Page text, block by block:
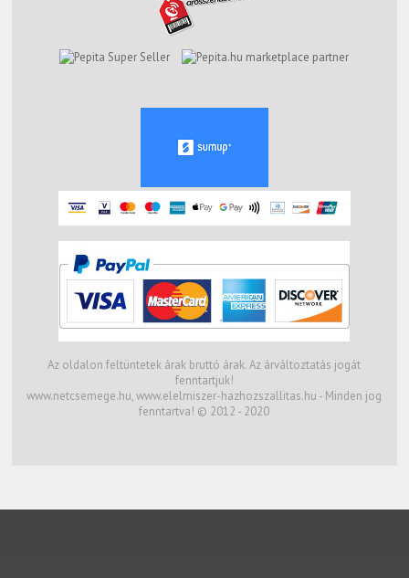
marketplace partner
Az oldalon feltüntetek árak bruttó árak. Az árváltoztatás jogát
fenntartjuk!
www.netcsemege.hu, www.elelmiszer-hazhozszallitas.hu - Minden jog
fenntartva! © 2012 - 2020